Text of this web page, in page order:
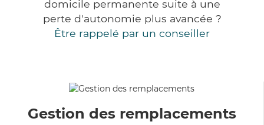
domicile permanente suite à une
perte d'autonomie plus avancée ?
Être rappelé par un conseiller
Gestion des remplacements